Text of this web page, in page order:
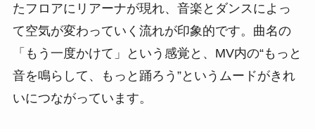
たフロアにリアーナが現れ、音楽とダンスによっ
て空気が変わっていく流れが印象的です。曲名の
「もう一度かけて」という感覚と、MV内の“もっと
音を鳴らして、もっと踊ろう”というムードがきれ
いにつながっています。